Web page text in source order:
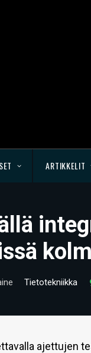
ARTIKKELIT
Tietotekniikka
ajettujen